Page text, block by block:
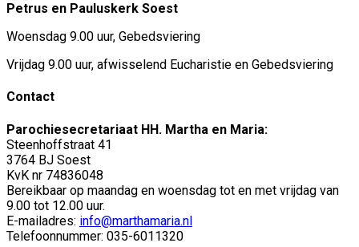
Petrus en Pauluskerk Soest
Woensdag 9.00 uur, Gebedsviering
Vrijdag 9.00 uur, afwisselend Eucharistie en Gebedsviering
Contact
Parochiesecretariaat HH. Martha en Maria:
Steenhoffstraat 41
3764 BJ Soest
KvK nr 74836048
Bereikbaar op maandag en woensdag tot en met vrijdag van
9.00 tot 12.00 uur.
E-mailadres: info@marthamaria.nl
Telefoonnummer: 035-6011320